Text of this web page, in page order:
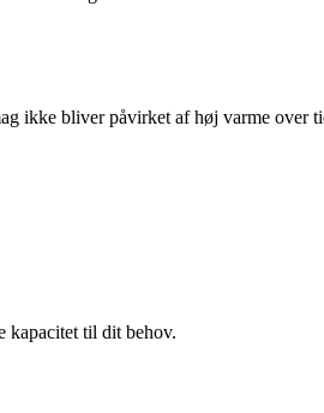
ikke bliver påvirket af høj varme over
kapacitet til dit behov.